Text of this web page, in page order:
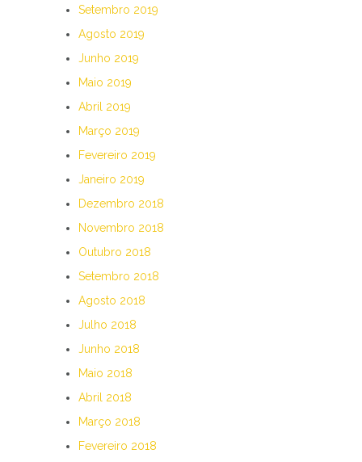
Setembro 2019
Agosto 2019
Junho 2019
Maio 2019
Abril 2019
Março 2019
Fevereiro 2019
Janeiro 2019
Dezembro 2018
Novembro 2018
Outubro 2018
Setembro 2018
Agosto 2018
Julho 2018
Junho 2018
Maio 2018
Abril 2018
Março 2018
Fevereiro 2018